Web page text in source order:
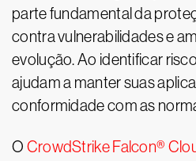
parte fundamental da
contra vulnerabilidades e
evolução. Ao identificar
ajudam a manter suas
conformidade com as
O CrowdStrike Falcon®